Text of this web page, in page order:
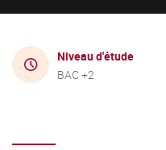
Niveau d'étude
BAC +2